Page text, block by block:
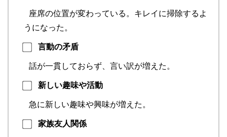
座席の位置が変わっている。キレイに掃除するよ
うになった。
言動の矛盾
話が一貫しておらず、言い訳が増えた。
新しい趣味や活動
急に新しい趣味や興味が増えた。
家族友人関係